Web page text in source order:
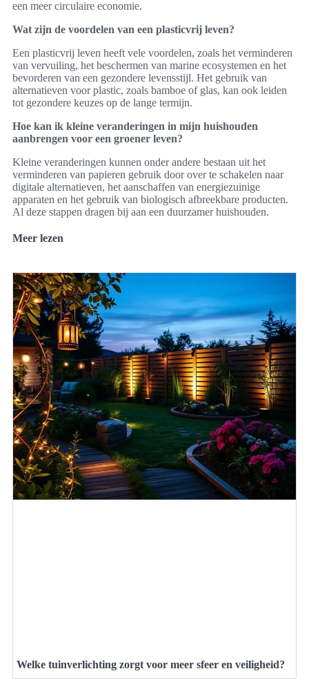
een meer circulaire economie.
Wat zijn de voordelen van een plasticvrij leven?
Een plasticvrij leven heeft vele voordelen, zoals het verminderen
van vervuiling, het beschermen van marine ecosystemen en het
bevorderen van een gezondere levensstijl. Het gebruik van
alternatieven voor plastic, zoals bamboe of glas, kan ook leiden
tot gezondere keuzes op de lange termijn.
Hoe kan ik kleine veranderingen in mijn huishouden
aanbrengen voor een groener leven?
Kleine veranderingen kunnen onder andere bestaan uit het
verminderen van papieren gebruik door over te schakelen naar
digitale alternatieven, het aanschaffen van energiezuinige
apparaten en het gebruik van biologisch afbreekbare producten.
Al deze stappen dragen bij aan een duurzamer huishouden.
Meer lezen
Welke tuinverlichting zorgt voor meer sfeer en veiligheid?